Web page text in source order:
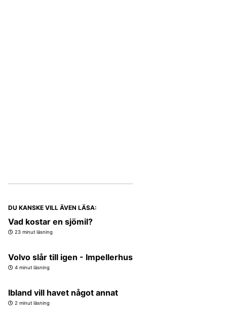
DU KANSKE VILL ÄVEN LÄSA:
Vad kostar en sjömil?
23 minut läsning
Volvo slår till igen - Impellerhus
4 minut läsning
Ibland vill havet något annat
2 minut läsning